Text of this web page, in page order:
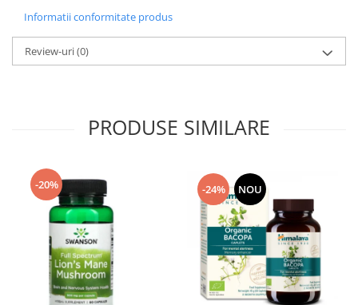
Informatii conformitate produs
Review-uri(0)
PRODUSE SIMILARE
-20% -24% NOU